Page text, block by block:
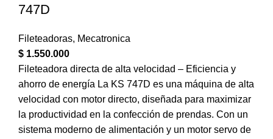
747D
Fileteadoras, Mecatronica
$ 1.550.000
Fileteadora directa de alta velocidad – Eficiencia y
ahorro de energía La KS 747D es una máquina de alta
velocidad con motor directo, diseñada para maximizar
la productividad en la confección de prendas. Con un
sistema moderno de alimentación y un motor servo de